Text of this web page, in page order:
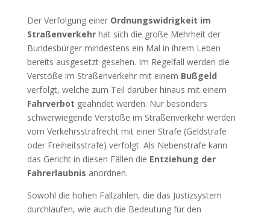
Der Verfolgung einer Ordnungswidrigkeit im
Straßenverkehrhat sich die große Mehrheit der
Bundesbürger mindestens ein Mal in ihrem Leben
bereits ausgesetzt gesehen. Im Regelfall werden die
Verstöße im Straßenverkehr mit einem Bußgeld
verfolgt, welche zum Teil darüber hinaus mit einem
Fahrverbot geahndet werden. Nur besonders
schwerwiegende Verstöße im Straßenverkehr werden
vom Verkehrsstrafrecht mit einer Strafe (Geldstrafe
oder Freiheitsstrafe) verfolgt. Als Nebenstrafe kann
das Gericht in diesen Fällen die Entziehung der
Fahrerlaubnis anordnen.
Sowohl die hohen Fallzahlen, die das Justizsystem
durchlaufen, wie auch die Bedeutung für den